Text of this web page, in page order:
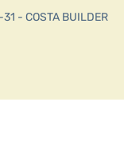
- COSTA BUILDER